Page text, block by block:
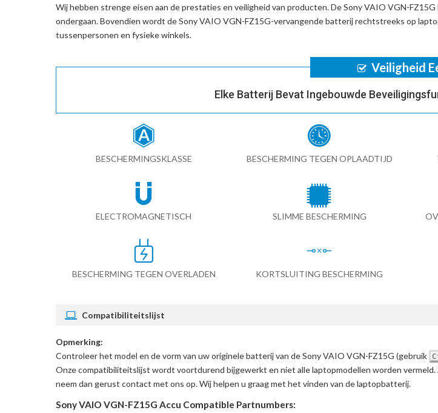
Wij hebben strenge eisen aan de prestaties en veiligheid van producten. DeSony VAIO VGN-FZ15G
ondergaan. Bovendien wordt deSony VAIO VGN-FZ15G-vervangende batterijrechtstreeks op
tussenpersonen en fysieke winkels.
Veiligheid
Elke Batterij Bevat Ingebouwde
BESCHERMINGSKLASSE BESCHERMING TEGEN OPLAADTIJD
ELECTROMAGNETISCH SLIMME BESCHERMING
BESCHERMING TEGEN OVERLADEN KORTSLUITING BESCHERMING
Compatibiliteitslijst
Opmerking:
Controleer het model en de vorm van uw originele batterij van de Sony VAIO VGN-FZ15G (gebruik
Onze compatibiliteitslijst wordt voortdurend bijgewerkt en niet alle laptopmodellen worden
neem dan gerust contact met ons op. Wij helpen u graag met het vinden van de laptopbatterij.
Sony VAIO VGN-FZ15G Accu Compatible Partnumbers: